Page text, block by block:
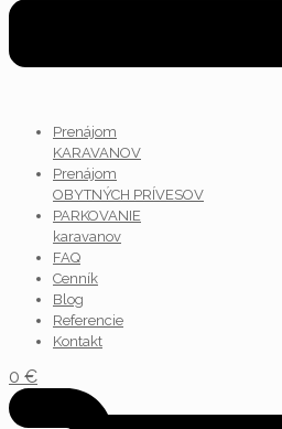
Prenájom
KARAVANOV
Prenájom
OBYTNÝCH PRÍVESOV
PARKOVANIE
karavanov
FAQ
Cenník
Blog
Referencie
Kontakt
0 €